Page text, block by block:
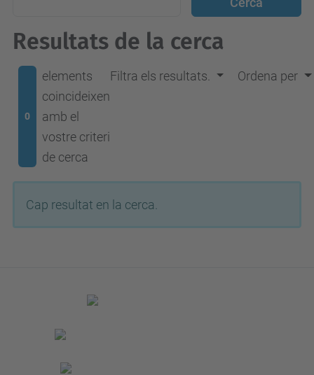
Resultats de la cerca
0
elements
coincideixen
amb el
vostre criteri
de cerca
Filtra els resultats. Ordena per
Cap resultat en la cerca.